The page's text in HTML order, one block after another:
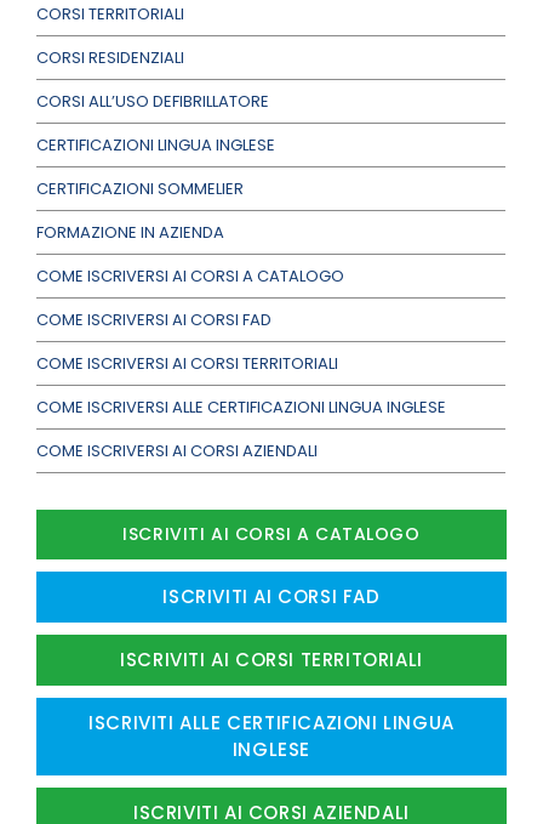
CORSI TERRITORIALI
CORSI RESIDENZIALI
CORSI ALL’USO DEFIBRILLATORE
CERTIFICAZIONI LINGUA INGLESE
CERTIFICAZIONI SOMMELIER
FORMAZIONE IN AZIENDA
COME ISCRIVERSI AI CORSI A CATALOGO
COME ISCRIVERSI AI CORSI FAD
COME ISCRIVERSI AI CORSI TERRITORIALI
COME ISCRIVERSI ALLE CERTIFICAZIONI LINGUA INGLESE
COME ISCRIVERSI AI CORSI AZIENDALI
ISCRIVITI AI CORSI A CATALOGO
ISCRIVITI AI CORSI FAD
ISCRIVITI AI CORSI TERRITORIALI
ISCRIVITI ALLE CERTIFICAZIONI LINGUA
INGLESE
ISCRIVITI AI CORSI AZIENDALI